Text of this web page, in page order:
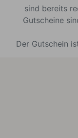
sind bereits
Gutscheine
Der Gutschein